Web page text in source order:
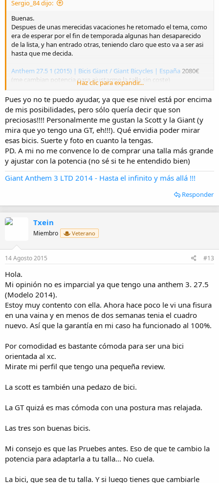
Sergio_84 dijo:
Buenas.
Despues de unas merecidas vacaciones he retomado el tema, como
era de esperar por el fin de temporada algunas han desaparecido
de la lista, y han entrado otras, teniendo claro que esto va a ser asi
hasta que me decida.
Anthem 27.5 1 (2015) | Bicis Giant / Giant Bicycles | España 2080€
(me cambian potencia para ajustarme la talla sin coste)
SCOTT Sports - SCOTT Spark 740 Bike2250€
Helion Expert - XC - Mountain - Bikes2600€ (oferton de bici pero es
la que menos me atrae sin probarla y se meEscapade mi limite de
presupuesto...)
Un saludo
Haz clic para expandir...
Pues yo no te puedo ayudar, ya que ese nivel está por encima
de mis posibilidades, pero sólo quería decir que son
preciosas!!!! Personalmente me gustan la Scott y la Giant (y
mira que yo tengo una GT, eh!!!). Qué envidia poder mirar
esas bicis. Suerte y foto en cuanto la tengas.
PD. A mi no me convence lo de comprar una talla más grande
y ajustar con la potencia (no sé si te he entendido bien)
Giant Anthem 3 LTD 2014 - Hasta el infinito y más allá !!!
Responder
Txein
Miembro Veterano
14 Agosto 2015 #13
Hola.
Mi opinión no es imparcial ya que tengo una anthem 3. 27.5
(Modelo 2014).
Estoy muy contento con ella. Ahora hace poco le vi una fisura
en una vaina y en menos de dos semanas tenia el cuadro
nuevo. Así que la garantía en mi caso ha funcionado al 100%.
Por comodidad es bastante cómoda para ser una bici
orientada al xc.
Mirate mi perfil que tengo una pequeña review.
La scott es también una pedazo de bici.
La GT quizá es mas cómoda con una postura mas relajada.
Las tres son buenas bicis.
Mi consejo es que las Pruebes antes. Eso de que te cambio la
potencia para adaptarla a tu talla... No cuela.
La bici, que sea de tu talla. Y si luego tienes que cambiarle